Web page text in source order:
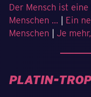
Der Mensch ist
Menschen … | Ein
Menschen | Je
PLATIN-